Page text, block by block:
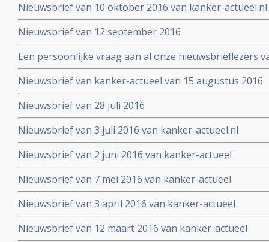
Nieuwsbrief van 10 oktober 2016 van kanker-actueel.nl
Nieuwsbrief van 12 september 2016
Een persoonlijke vraag aan al onze nieuwsbrieflezers
Nieuwsbrief van kanker-actueel van 15 augustus 2016
Nieuwsbrief van 28 juli 2016
Nieuwsbrief van 3 juli 2016 van kanker-actueel.nl
Nieuwsbrief van 2 juni 2016 van kanker-actueel
Nieuwsbrief van 7 mei 2016 van kanker-actueel
Nieuwsbrief van 3 april 2016 van kanker-actueel
Nieuwsbrief van 12 maart 2016 van kanker-actueel